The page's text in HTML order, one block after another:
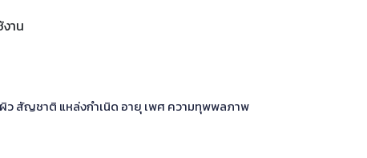
าน
ว สัญชาติ แหล่งกำเนิด อายุ เพศ ความทุพพลภาพ